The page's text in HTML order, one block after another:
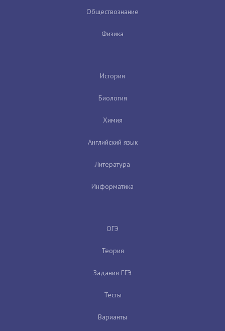
Обществознание
Физика
История
Биология
Химия
Английский язык
Литература
Информатика
ОГЭ
Теория
Задания ЕГЭ
Тесты
Варианты